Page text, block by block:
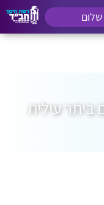
שלום
עילית